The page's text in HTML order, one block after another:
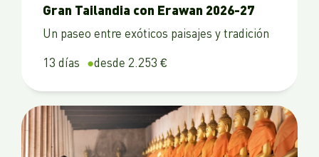
Gran Tailandia con Erawan 2026-27
Un paseo entre exóticos paisajes y tradición
13 días
desde 2.253 €